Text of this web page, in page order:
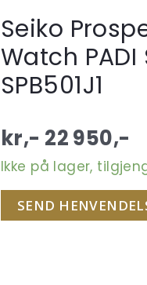
Seiko
Watch
SPB501J1
kr,- 22 950,-
Ikke på lager,
SEND